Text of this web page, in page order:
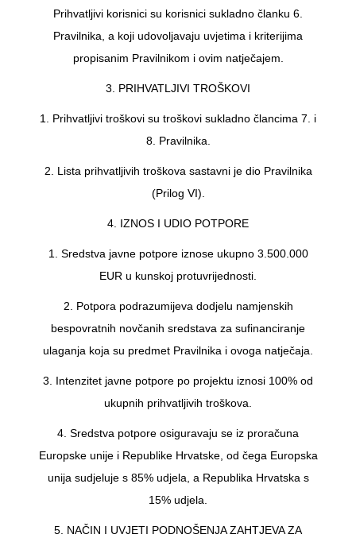
Prihvatljivi korisnici su korisnici sukladno članku 6.
Pravilnika, a koji udovoljavaju uvjetima i kriterijima
propisanim Pravilnikom i ovim natječajem.
3. PRIHVATLJIVI TROŠKOVI
1. Prihvatljivi troškovi su troškovi sukladno člancima 7. i
8. Pravilnika.
2. Lista prihvatljivih troškova sastavni je dio Pravilnika
(Prilog VI).
4. IZNOS I UDIO POTPORE
1. Sredstva javne potpore iznose ukupno 3.500.000
EUR u kunskoj protuvrijednosti.
2. Potpora podrazumijeva dodjelu namjenskih
bespovratnih novčanih sredstava za sufinanciranje
ulaganja koja su predmet Pravilnika i ovoga natječaja.
3. Intenzitet javne potpore po projektu iznosi 100% od
ukupnih prihvatljivih troškova.
4. Sredstva potpore osiguravaju se iz proračuna
Europske unije i Republike Hrvatske, od čega Europska
unija sudjeluje s 85% udjela, a Republika Hrvatska s
15% udjela.
5. NAČIN I UVJETI PODNOŠENJA ZAHTJEVA ZA